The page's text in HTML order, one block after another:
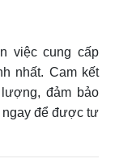
việc cung cấp
nhất. Cam kết
đảm bảo
ngay để được tư